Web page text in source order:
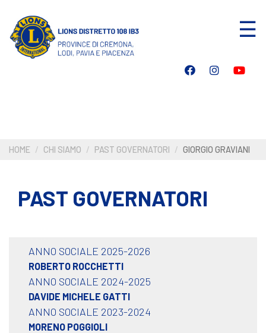
contenuto
principale
☰
HOME CHI SIAMO PAST GOVERNATORI GIORGIO GRAVIANI
PAST GOVERNATORI
ANNO SOCIALE 2025-2026
ROBERTO ROCCHETTI
ANNO SOCIALE 2024-2025
DAVIDE MICHELE GATTI
ANNO SOCIALE 2023-2024
MORENO POGGIOLI